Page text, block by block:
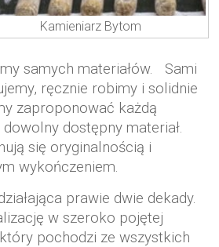
Kamieniarz Bytom
samych materiałów. Sami
ręcznie robimy i solidnie
zaproponować każdą
dostępny materiał.
się oryginalnością i
wykończeniem.
prawie dwie dekady.
w szeroko pojętej
pochodzi ze wszystkich